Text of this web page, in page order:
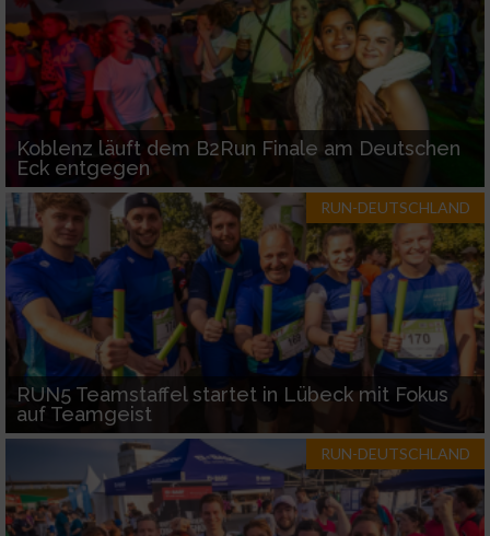
Koblenz läuft dem B2Run Finale am Deutschen
Eck entgegen
RUN-DEUTSCHLAND
RUN5 Teamstaffel startet in Lübeck mit Fokus
auf Teamgeist
RUN-DEUTSCHLAND